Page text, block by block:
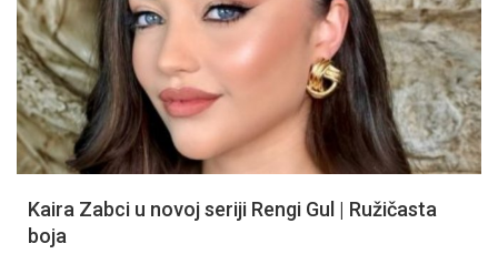
Filmovi
Glumci
Contact
Login
Register
Kaira Zabci u novoj seriji Rengi Gul | Ružičasta
boja